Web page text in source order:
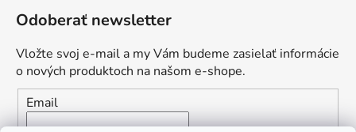
Odoberať newsletter
Vložte svoj e-mail a my Vám budeme zasielať informácie
o nových produktoch na našom e-shope.
Email